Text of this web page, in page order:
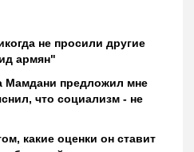
не просили другие
армян"
Мамдани предложил мне
что социализм - не
какие оценки он ставит